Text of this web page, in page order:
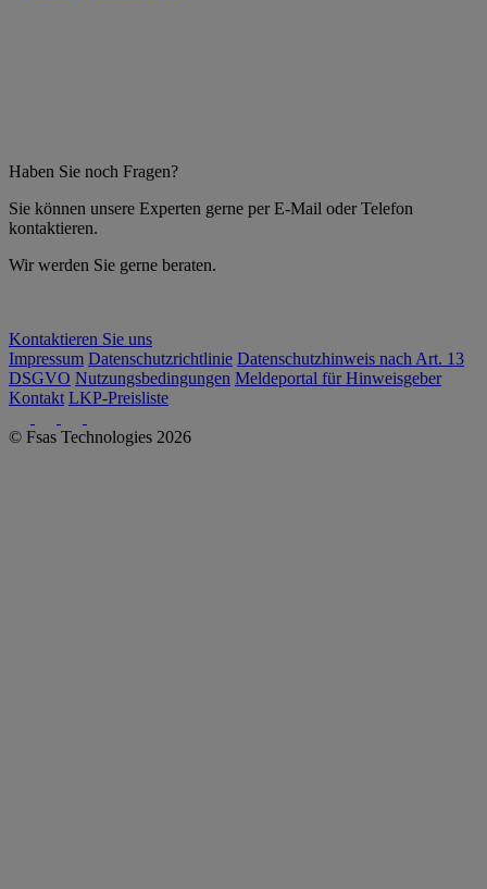
Haben Sie noch Fragen?
Sie können unsere Experten gerne per E-Mail oder Telefon
kontaktieren.
Wir werden Sie gerne beraten.
Kontaktieren Sie uns
Impressum Datenschutzrichtlinie Datenschutzhinweis nach Art. 13
DSGVO Nutzungsbedingungen Meldeportal für Hinweisgeber
Kontakt LKP-Preisliste
© Fsas Technologies 2026